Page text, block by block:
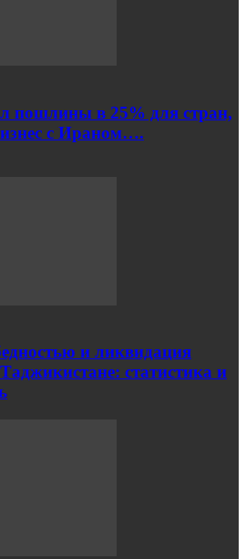
пошлины в 25% для стран,
с Ираном….
и ликвидация
статистика и